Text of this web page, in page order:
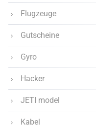
Flugzeuge
Gutscheine
Gyro
Hacker
JETI model
Kabel